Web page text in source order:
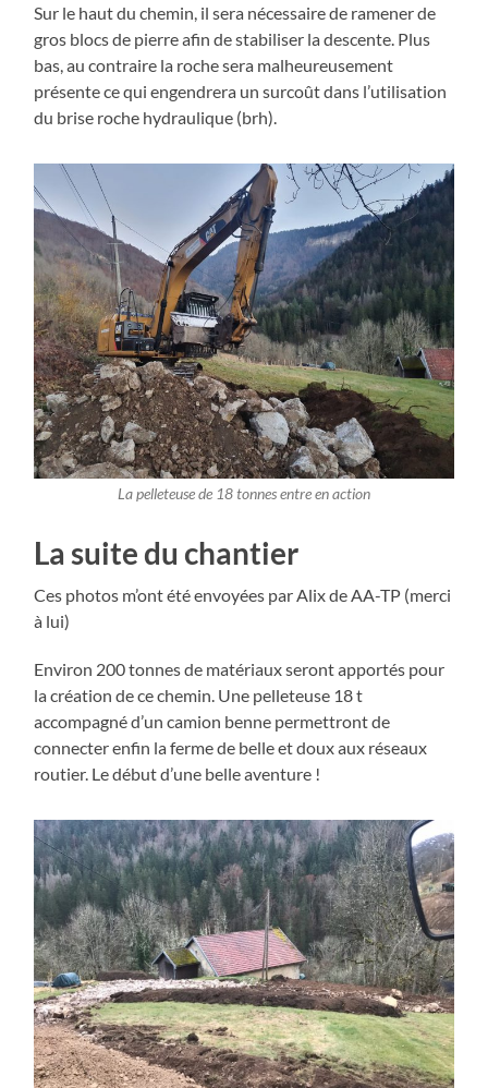
Sur le haut du chemin, il sera nécessaire de ramener de
gros blocs de pierre afin de stabiliser la descente. Plus
bas, au contraire la roche sera malheureusement
présente ce qui engendrera un surcoût dans l’utilisation
du brise roche hydraulique (brh).
La pelleteuse de 18 tonnes entre en action
La suite du chantier
Ces photos m’ont été envoyées par Alix de AA-TP (merci
à lui)
Environ 200 tonnes de matériaux seront apportés pour
la création de ce chemin. Une pelleteuse 18 t
accompagné d’un camion benne permettront de
connecter enfin la ferme de belle et doux aux réseaux
routier. Le début d’une belle aventure !